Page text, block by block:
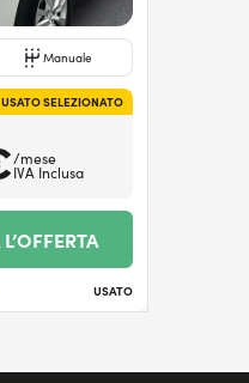
Manuale
USATO SELEZIONATO
/mese
IVA Inclusa
USATO